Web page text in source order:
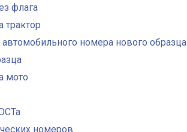
флага
номера нового образца
мото
номеров